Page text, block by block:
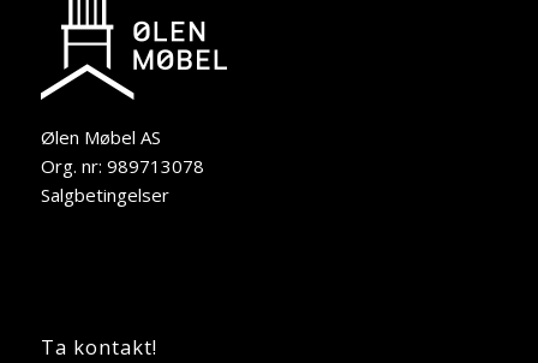
Ølen Møbel AS
Org. nr: 989713078
Salgbetingelser
Ta kontakt!